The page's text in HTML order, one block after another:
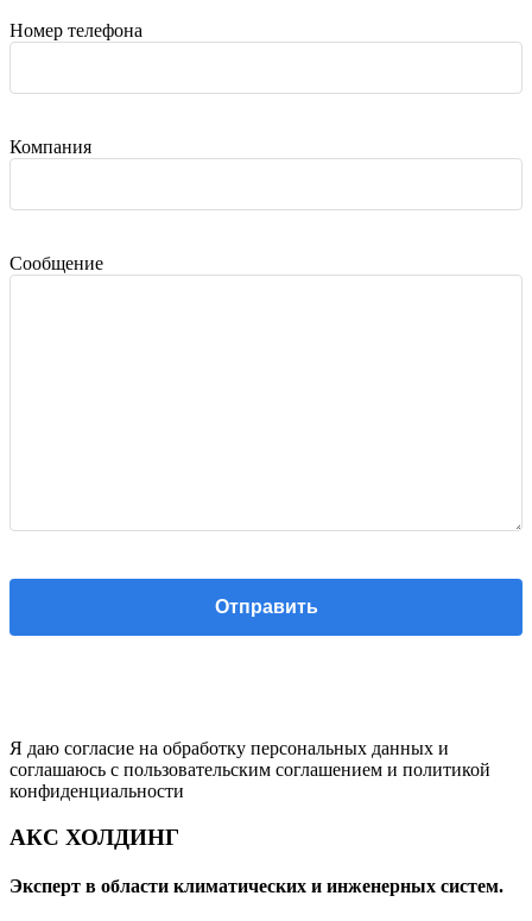
Номер телефона
Компания
Сообщение
Я даю согласие на обработку персональных данных и
соглашаюсь с пользовательским соглашением и политикой
конфиденциальности
АКС ХОЛДИНГ
Эксперт в области климатических и инженерных систем.